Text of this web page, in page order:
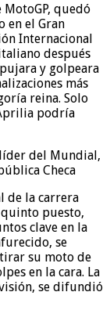
quedó
en el Gran
Internacional
después
y golpeara
más
reina. Solo
podría
de la carrera
puesto,
clave en la
se
su moto de
en la cara. La
se difundió